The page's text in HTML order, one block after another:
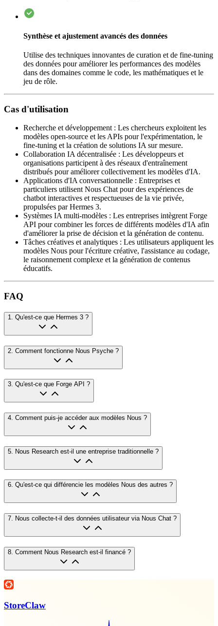
Synthèse et ajustement avancés des données
Utilise des techniques innovantes de curation et de fine-tuning
des données pour améliorer les performances des modèles
dans des domaines comme le code, les mathématiques et le
jeu de rôle.
Cas d'utilisation
Recherche et développement : Les chercheurs exploitent les
modèles open-source et les APIs pour l'expérimentation, le
fine-tuning et la création de solutions IA sur mesure.
Collaboration IA décentralisée : Les développeurs et
organisations participent à des réseaux d'entraînement
distribués pour améliorer collectivement les modèles d'IA.
Applications d'IA conversationnelle : Entreprises et
particuliers utilisent Nous Chat pour des expériences de
chatbot interactives et respectueuses de la vie privée,
propulsées par Hermes 3.
Systèmes IA multi-modèles : Les entreprises intègrent Forge
API pour combiner les forces de différents modèles d'IA afin
d'améliorer la prise de décision et la génération de contenu.
Tâches créatives et analytiques : Les utilisateurs appliquent les
modèles Nous pour l'écriture créative, l'assistance au codage,
le raisonnement complexe et la génération de contenus
éducatifs.
FAQ
1 Qu'est-ce que Hermes 3 ?
2 Comment fonctionne Nous Psyche ?
3. Qu'est-ce que Forge API ?
4 Comment puis-je accéder aux modèles Nous ?
5 Nous Research est-il une entreprise traditionnelle ?
6. Qu'est-ce qui différencie les modèles Nous des autres ?
7. Nous collecte-t-il des données utilisateur via Nous Chat ?
8 Comment Nous Research est-il financé ?
StoreClaw